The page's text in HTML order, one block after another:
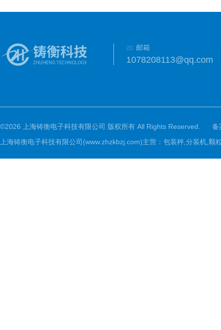
邮箱
1078208113@qq.com
©2026 上海铸衡电子科技有限公司 版权所有 All Rights Reserved.
备
上海铸衡电子科技有限公司(www.zhzkbzj.com)主营： 包装秤,分装机,颗